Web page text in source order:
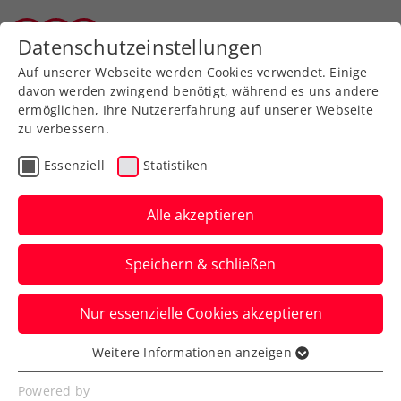
Zurück zur Newsübersicht
Turniere
Erste Bank Open:
Traumfinale zwischen
Medvedev und Sinner
Beim ATP-500-Turnier in Wien kommt es
im Endspiel am Sonntag zum Showdown
der beiden Topgesetzten.
Verfasst von: Presseaussendung / Redaktion, 28.10.2023
Datenschutzeinstellungen
Auf unserer Webseite werden Cookies verwendet. Einige
davon werden zwingend benötigt, während es uns andere
ermöglichen, Ihre Nutzererfahrung auf unserer Webseite
zu verbessern.
Essenziell Statistiken
Alle akzeptieren
Speichern & schließen
Nur essenzielle Cookies akzeptieren
Essenziell
Essenzielle Cookies werden für grundlegende
Weitere Informationen anzeigen
Powered by